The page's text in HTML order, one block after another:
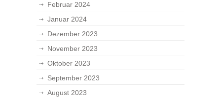
Februar 2024
Januar 2024
Dezember 2023
November 2023
Oktober 2023
September 2023
August 2023